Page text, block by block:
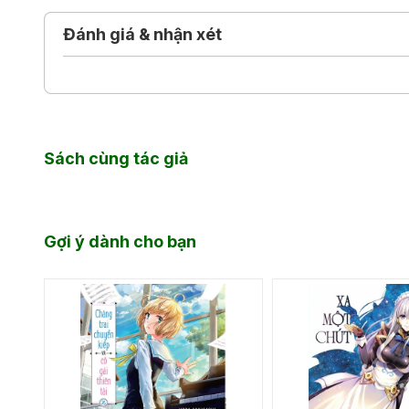
Sau đó, một vụ náo động đã âm thầm xảy ra. Giày
mất. Yuuki cực kỳ tức giận trước hành động bắt nạt
thật bất ngờ...
Đánh giá & nhận xét
Sách cùng tác giả
Gợi ý dành cho bạn